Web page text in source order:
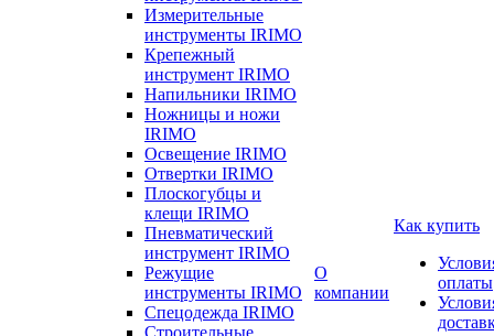
Измерительные
инструменты IRIMO
Крепежный
инструмент IRIMO
Напильники IRIMO
Ножницы и ножи
IRIMO
Освещение IRIMO
Отвертки IRIMO
Плоскогубцы и
клещи IRIMO
Пневматический
инструмент IRIMO
Режущие
инструменты IRIMO
Спецодежда IRIMO
Строительные
О
компании
Как купить
оплаты